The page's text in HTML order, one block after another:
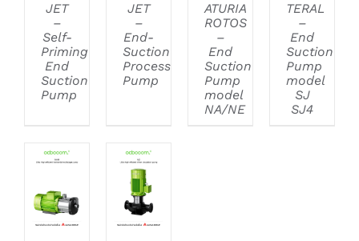
JET
–
Self-
Priming
End
Suction
Pump
JET
–
End-
Suction
Process
Pump
ATURIA
ROTOS
–
End
Suction
Pump
model
NA/NE
TERAL
–
End
Suction
Pump
model
SJ
SJ4
DETAILS DETAILS